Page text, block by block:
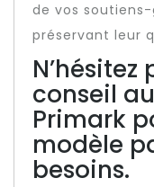
de vos
préservant leur
conseil
Primark
modèle
besoins.